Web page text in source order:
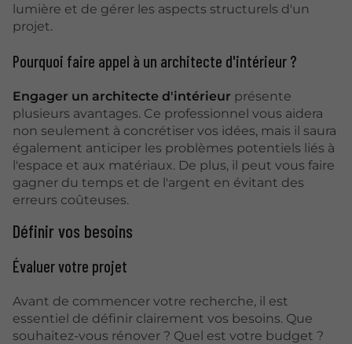
lumière et de gérer les aspects structurels d'un
projet.
Pourquoi faire appel à un architecte d'intérieur ?
Engager un architecte d'intérieur présente
plusieurs avantages. Ce professionnel vous aidera
non seulement à concrétiser vos idées, mais il saura
également anticiper les problèmes potentiels liés à
l'espace et aux matériaux. De plus, il peut vous faire
gagner du temps et de l'argent en évitant des
erreurs coûteuses.
Définir vos besoins
Évaluer votre projet
Avant de commencer votre recherche, il est
essentiel de définir clairement vos besoins. Que
souhaitez-vous rénover ? Quel est votre budget ?